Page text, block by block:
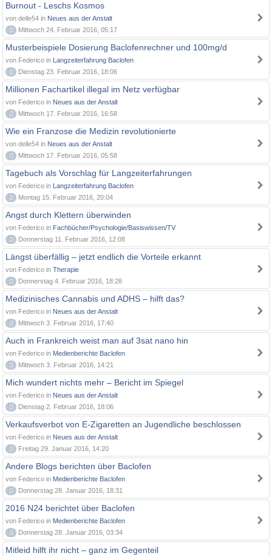
Burnout - Leschs Kosmos
von delle54 in Neues aus der Anstalt
0
Mittwoch 24. Februar 2016, 05:17
Musterbeispiele Dosierung Baclofenrechner und 100mg/d
von Federico in Langzeiterfahrung Baclofen
0
Dienstag 23. Februar 2016, 18:06
Millionen Fachartikel illegal im Netz verfügbar
von Federico in Neues aus der Anstalt
0
Mittwoch 17. Februar 2016, 16:58
Wie ein Franzose die Medizin revolutionierte
von delle54 in Neues aus der Anstalt
0
Mittwoch 17. Februar 2016, 05:58
Tagebuch als Vorschlag für Langzeiterfahrungen
von Federico in Langzeiterfahrung Baclofen
0
Montag 15. Februar 2016, 20:04
Angst durch Klettern überwinden
von Federico in Fachbücher/Psychologie/Basiswissen/TV
0
Donnerstag 11. Februar 2016, 12:08
Längst überfällig – jetzt endlich die Vorteile erkannt
von Federico in Therapie
0
Donnerstag 4. Februar 2016, 18:28
Medizinisches Cannabis und ADHS – hilft das?
von Federico in Neues aus der Anstalt
0
Mittwoch 3. Februar 2016, 17:40
Auch in Frankreich weist man auf 3sat nano hin
von Federico in Medienberichte Baclofen
0
Mittwoch 3. Februar 2016, 14:21
Mich wundert nichts mehr – Bericht im Spiegel
von Federico in Neues aus der Anstalt
0
Dienstag 2. Februar 2016, 18:06
Verkaufsverbot von E-Zigaretten an Jugendliche beschlossen
von Federico in Neues aus der Anstalt
0
Freitag 29. Januar 2016, 14:20
Andere Blogs berichten über Baclofen
von Federico in Medienberichte Baclofen
0
Donnerstag 28. Januar 2016, 18:31
2016 N24 berichtet über Baclofen
von Federico in Medienberichte Baclofen
0
Donnerstag 28. Januar 2016, 03:34
Mitleid hilft ihr nicht – ganz im Gegenteil